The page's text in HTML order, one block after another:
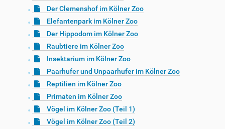
Der Clemenshof im Kölner Zoo
Elefantenpark im Kölner Zoo
Der Hippodom im Kölner Zoo
Raubtiere im Kölner Zoo
Insektarium im Kölner Zoo
Paarhufer und Unpaarhufer im Kölner Zoo
Reptilien im Kölner Zoo
Primaten im Kölner Zoo
Vögel im Kölner Zoo (Teil 1)
Vögel im Kölner Zoo (Teil 2)